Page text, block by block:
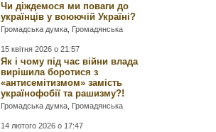
Чи діждемося ми поваги до
українців у воюючій Україні?
Громадська думка Громадянська
15 квітня 2026 о 21:57
Як і чому під час війни влада
вирішила боротися з
«антисемітизмом» замість
українофобії та рашизму?!
Громадська думка Громадянська
14 лютого 2026 о 17:47